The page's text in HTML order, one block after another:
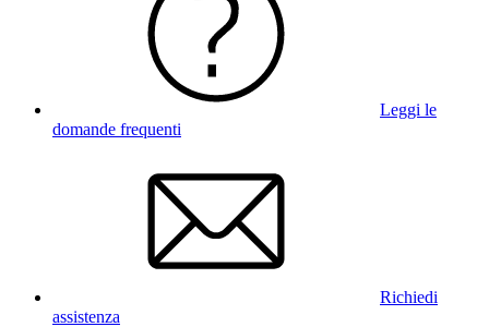
Leggi le
domande frequenti
Richiedi
assistenza